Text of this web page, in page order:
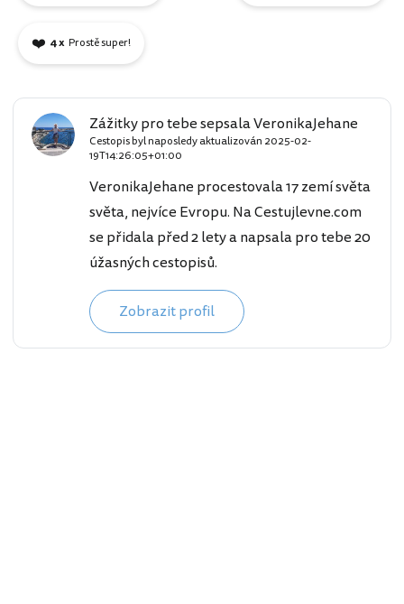
❤️ 4 x Prostě super!
Zážitky pro tebe sepsala VeronikaJehane
Cestopis byl naposledy aktualizován 2025-02-
19T14:26:05+01:00
VeronikaJehane procestovala 17 zemí světa
světa, nejvíce Evropu. Na Cestujlevne.com
se přidala před 2 lety a napsala pro tebe 20
úžasných cestopisů.
Zobrazit profil